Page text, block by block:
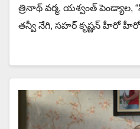
త్రినాథ్ వర్మ, యశ్వంత్
తన్వీ నేగి, సహర్ కృష్ణన్ హీరో